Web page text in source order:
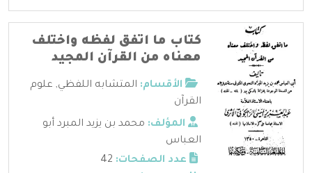
كتاب ما اتفق لفظه واختلف
معناه من القرآن المجيد
الأقسام: المتشابه اللفظي, علوم
القرآن
المؤلف: محمد بن يزيد المبرد أبو
العباس
عدد الصفحات: